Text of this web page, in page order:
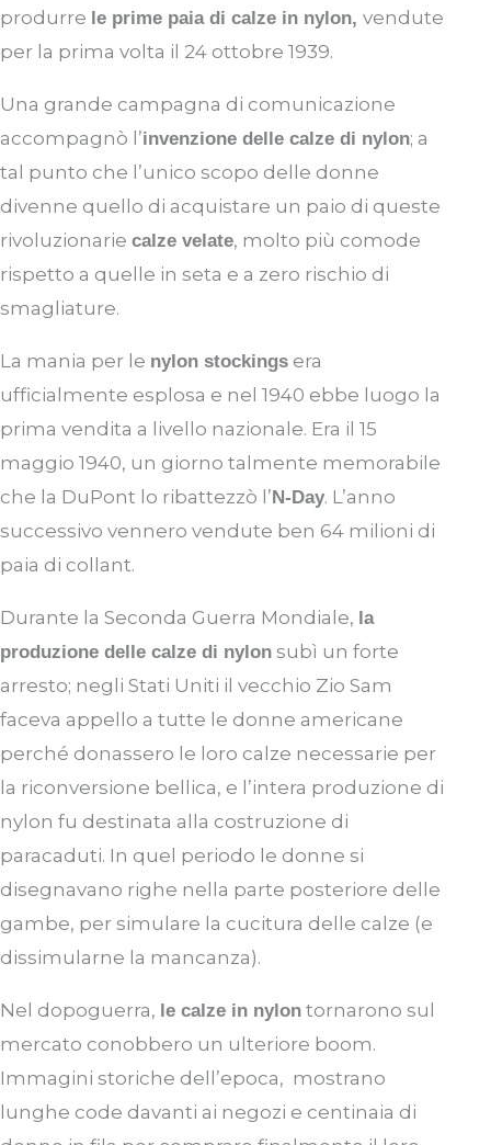
produrre le prime paia di calze in nylon, vendute
per la prima volta il 24 ottobre 1939.
Una grande campagna di comunicazione
accompagnò l’invenzione delle calze di nylon; a
tal punto che l’unico scopo delle donne
divenne quello di acquistare un paio di queste
rivoluzionarie calze velate, molto più comode
rispetto a quelle in seta e a zero rischio di
smagliature.
La mania per le nylon stockings era
ufficialmente esplosa e nel 1940 ebbe luogo la
prima vendita a livello nazionale. Era il 15
maggio 1940, un giorno talmente memorabile
che la DuPont lo ribattezzò l’ N-Day. L’anno
successivo vennero vendute ben 64 milioni di
paia di collant.
Durante la Seconda Guerra Mondiale, la
produzione delle calze di nylon subì un forte
arresto; negli Stati Uniti il vecchio Zio Sam
faceva appello a tutte le donne americane
perché donassero le loro calze necessarie per
la riconversione bellica, e l’intera produzione di
nylon fu destinata alla costruzione di
paracaduti. In quel periodo le donne si
disegnavano righe nella parte posteriore delle
gambe, per simulare la cucitura delle calze (e
dissimularne la mancanza).
Nel dopoguerra, le calze in nylon tornarono sul
mercato conobbero un ulteriore boom.
Immagini storiche dell’epoca, mostrano
lunghe code davanti ai negozi e centinaia di